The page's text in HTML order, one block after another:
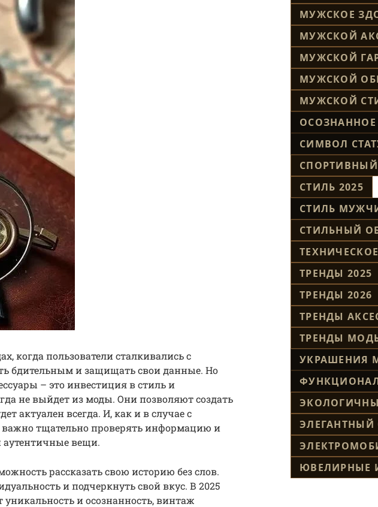
когда пользователи сталкивались с
бдительным и защищать свои данные. Но
– это инвестиция в стиль и
не выйдет из моды. Они позволяют создать
актуален всегда. И, как и в случае с
важно тщательно проверять информацию и
аутентичные вещи.
рассказать свою историю без слов.
и подчеркнуть свой вкус. В 2025
уникальность и осознанность, винтаж
МУЖСКОЕ
МУЖСКОЙ
МУЖСКОЙ
МУЖСКОЙ
МУЖСКОЙ
ОСОЗНАННОЕ
СИМВОЛ
СТИЛЬ 2025
СТИЛЬ
СТИЛЬНЫЙ
ТРЕНДЫ 2025
ТРЕНДЫ 2026
ТРЕНДЫ
ТРЕНДЫ
УКРАШЕНИЯ
ЭЛЕГАНТНЫЙ
ЮВЕЛИРНЫЕ